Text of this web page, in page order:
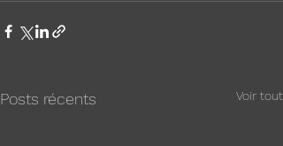
Posts récents Voir tout